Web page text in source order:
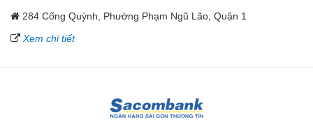
284 Cống Quỳnh, Phường Phạm Ngũ Lão, Quận 1
Xem chi tiết